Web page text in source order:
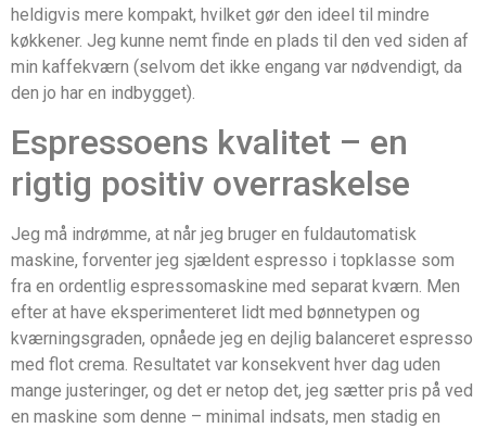
heldigvis mere kompakt, hvilket gør den ideel til mindre
køkkener. Jeg kunne nemt finde en plads til den ved siden af
min kaffekværn (selvom det ikke engang var nødvendigt, da
den jo har en indbygget).
Espressoens kvalitet – en
rigtig positiv overraskelse
Jeg må indrømme, at når jeg bruger en fuldautomatisk
maskine, forventer jeg sjældent espresso i topklasse som
fra en ordentlig espressomaskine med separat kværn. Men
efter at have eksperimenteret lidt med bønnetypen og
kværningsgraden, opnåede jeg en dejlig balanceret espresso
med flot crema. Resultatet var konsekvent hver dag uden
mange justeringer, og det er netop det, jeg sætter pris på ved
en maskine som denne – minimal indsats, men stadig en